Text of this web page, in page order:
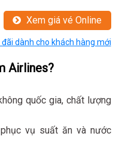
Xem giá vé Online
dành cho khách hàng mới
Airlines?
quốc gia, chất lượng
vụ suất ăn và nước